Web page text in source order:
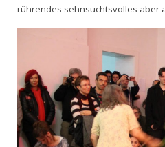
rührendes sehnsuchtsvolles aber